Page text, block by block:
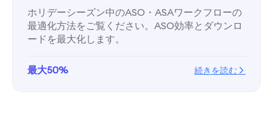
ホリデーシーズン中のASO・ASAワークフローの
最適化方法をご覧ください。ASO効率とダウンロ
ードを最大化します。
最大50% 続きを読む